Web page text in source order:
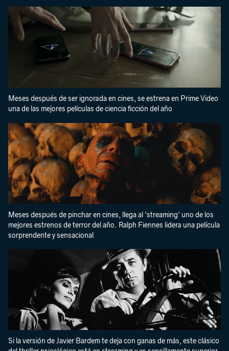
Meses después de ser ignorada en cines, se estrena en Prime Video
una de las mejores películas de ciencia ficción del año
Meses después de pinchar en cines, llega al 'streaming' uno de los
mejores estrenos de terror del año. Ralph Fiennes lidera una película
sorprendente y sensacional
Si la versión de Javier Bardem te deja con ganas de más, este clásico